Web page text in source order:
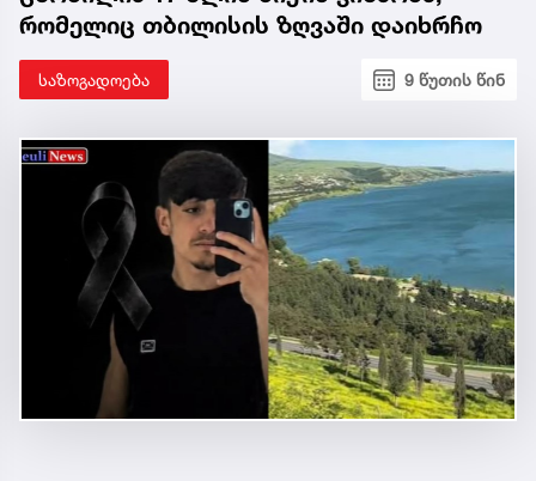
რომელიც თბილისის ზღვაში დაიხრჩო
საზოგადოება 9 წუთის წინ